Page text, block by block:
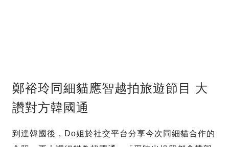
鄭裕玲同細貓應智越拍旅遊節目 大
讚對方韓國通
到達韓國後，Do姐於社交平台分享今次同細貓合作的